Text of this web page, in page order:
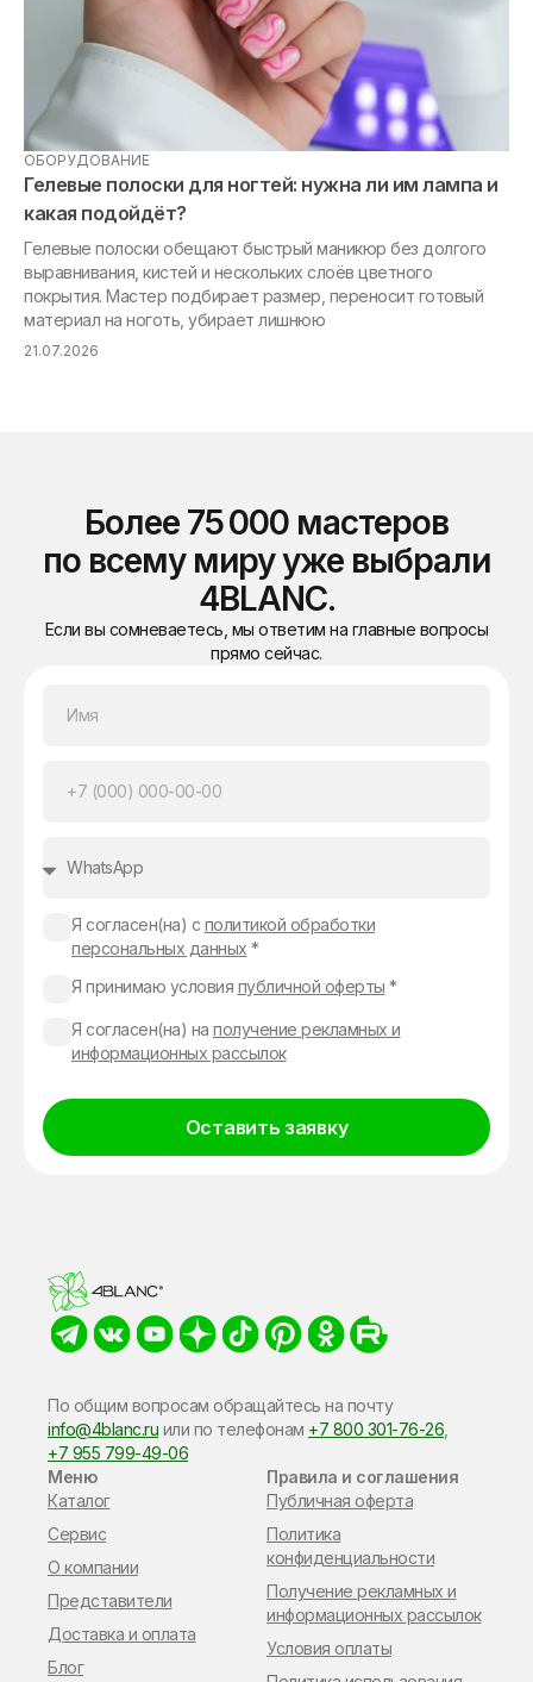
ОБОРУДОВАНИЕ
Гелевые полоски для ногтей: нужна ли им лампа и
какая подойдёт?
Гелевые полоски обещают быстрый маникюр без долгого
выравнивания, кистей и нескольких слоёв цветного
покрытия. Мастер подбирает размер, переносит готовый
материал на ноготь, убирает лишнюю
21.07.2026
Более 75 000 мастеров
по всему миру уже выбрали
4BLANC.
Если вы сомневаетесь, мы ответим на главные вопросы
прямо сейчас.
Я согласен(на) с политикой обработки
персональных данных *
Я принимаю условия публичной оферты *
Я согласен(на) на получение рекламных и
информационных рассылок
Оставить заявку
По общим вопросам обращайтесь на почту
info@4blanc.ru или по​ телефонам +7 800 301-76-26
+7 955 799-49-06
Меню
Каталог
Сервис
О компании
Представители
Доставка и оплата
Блог
Правила и соглашения
Публичная оферта
Политика
конфиденциальности
Получение рекламных и
информационных рассылок
Условия оплаты